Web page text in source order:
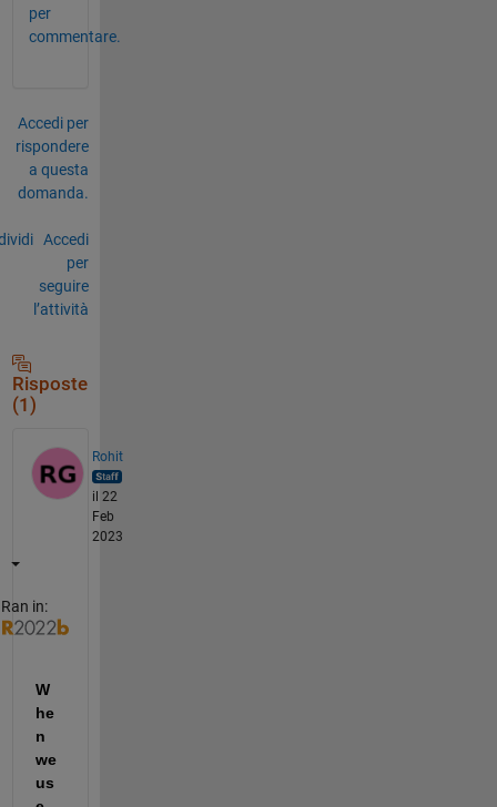
per
commentare.
Accedi per
rispondere
a questa
domanda.
Accedi
per
seguire
l’attività
Risposte
(1)
Rohit
il 22
Feb
2023
Ran in:
W
he
n
we
us